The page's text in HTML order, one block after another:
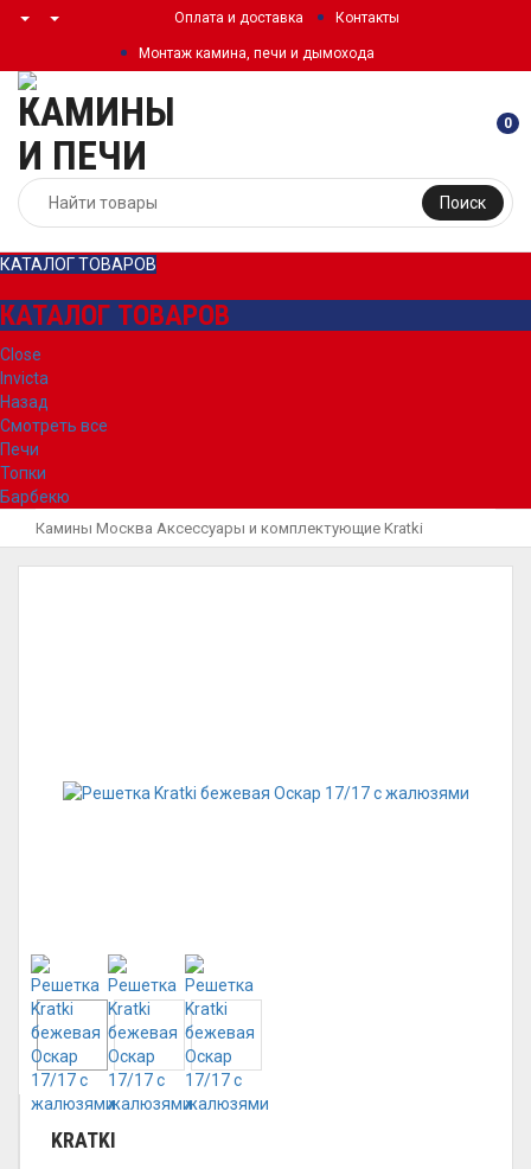
Оплата и доставка Контакты
Монтаж камина, печи и дымохода
Поиск
0
КАТАЛОГ ТОВАРОВ
КАТАЛОГ ТОВАРОВ
Close
Invicta
Назад
Смотреть все
Печи
Топки
Барбекю
Камины Москва Аксессуары и комплектующие Kratki
KRATKI